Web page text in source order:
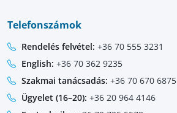
Telefonszámok
Rendelés felvétel: +36 70 555 3231
English: +36 70 362 9235
Szakmai tanácsadás: +36 70 670 6875
Ügyelet (16–20): +36 20 964 4146